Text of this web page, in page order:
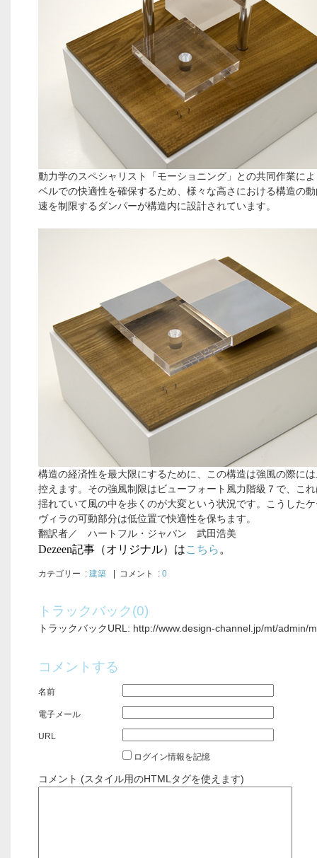
動力学のスペシャリスト「モーショニング」との共同作業に
ベルでの快適性を確保するため、様々な高さにおける構造の
速を制限するダンパーが構造内に設計されています。
構造の経済性を最大限にするために、この構造は強風の際に
控えます。その強風制限はビューフォート風力階級７で、こ
揺れていて風の中を歩くのが大変という状況です。こうした
ヴィラの可動部分は低位置で快適性を保ちます。
翻訳者／ ハートフル・ジャパン 武田浩美
Dezeen記事（オリジナル）はこちら。
カテゴリー : 建築 | コメント : 0
トラックバック(0)
トラックバックURL: http://www.design-channel.jp/mt/admin/
コメントする
名前
電子メール
URL
ログイン情報を記憶
コメント (スタイル用のHTMLタグを使えます)